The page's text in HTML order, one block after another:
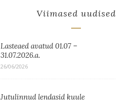
Viimased uudised
Lasteaed avatud 01.07 –
31.07.2026.a.
26/06/2026
Jutulinnud lendasid kuule